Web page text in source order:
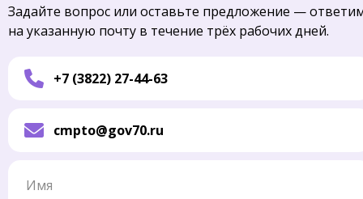
Задайте вопрос или оставьте предложение —
на указанную почту в течение трёх рабочих дней.
+7 (3822) 27-44-63
cmpto@gov70.ru